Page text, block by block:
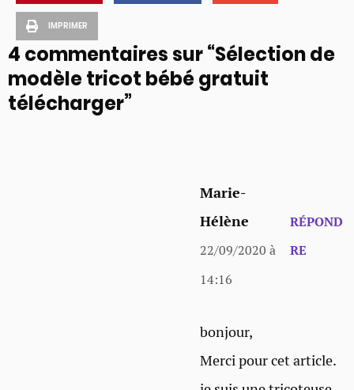
IMPRIMER
4 commentaires sur “Sélection de
modèle tricot bébé gratuit
télécharger”
Marie-
Hélène
22/09/2020 à
14:16
RÉPOND
RE
bonjour,
Merci pour cet article.